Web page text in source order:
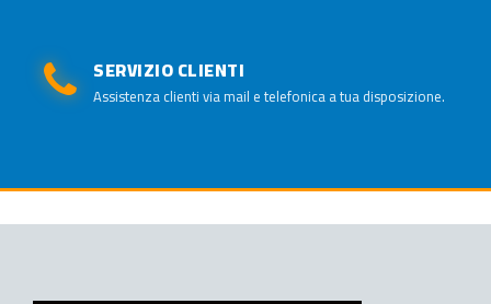
SERVIZIO CLIENTI
Assistenza clienti via mail e telefonica a tua disposizione.